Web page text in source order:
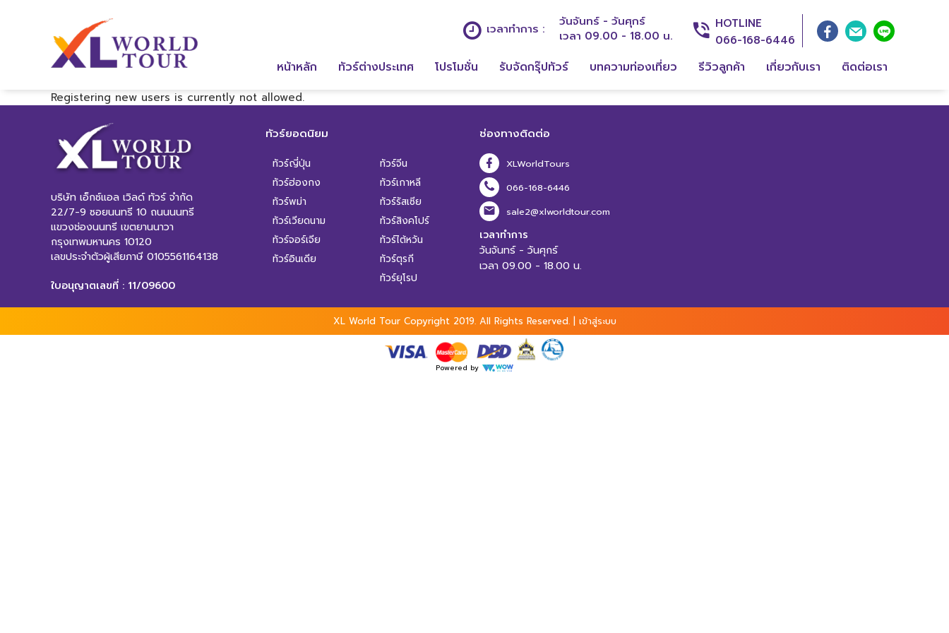
เวลาทำการ :
วันจันทร์ - วันศุกร์
เวลา 09.00 - 18.00 น.
HOTLINE
066-168-6446
หน้าหลัก ทัวร์ต่างประเทศ โปรโมชั่น รับจัดกรุ๊ปทัวร์ บทความท่องเที่ยว รีวิวลูกค้า เกี่ยวกับเรา ติดต่อเรา
Registering new users is currently not allowed.
บริษัท เอ็กซ์แอล เวิลด์ ทัวร์ จำกัด
22/7-9 ซอยนนทรี 10 ถนนนนทรี
แขวงช่องนนทรี เขตยานนาวา
กรุงเทพมหานคร 10120
เลขประจำตัวผู้เสียภาษี 0105561164138
ใบอนุญาตเลขที่ : 11/09600
ทัวร์ยอดนิยม
ทัวร์ญี่ปุ่น
ทัวร์ฮ่องกง
ทัวร์พม่า
ทัวร์เวียดนาม
ทัวร์จอร์เจีย
ทัวร์อินเดีย
ทัวร์จีน
ทัวร์เกาหลี
ทัวร์รัสเซีย
ทัวร์สิงคโปร์
ทัวร์ไต้หวัน
ทัวร์ตุรกี
ทัวร์ยุโรป
ช่องทางติดต่อ
XLWorldTours
066-168-6446
sale2@xlworldtour.com
เวลาทำการ
วันจันทร์ - วันศุกร์
เวลา 09.00 - 18.00 น.
XL World Tour Copyright 2019. All Rights Reserved. | เข้าสู่ระบบ
Powered by